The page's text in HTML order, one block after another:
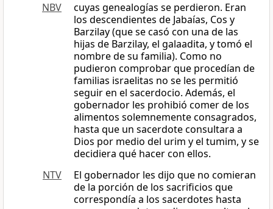
NBV
cuyas genealogías se perdieron. Eran
los descendientes de Jabaías, Cos y
Barzilay (que se casó con una de las
hijas de Barzilay, el galaadita, y tomó el
nombre de su familia). Como no
pudieron comprobar que procedían de
familias israelitas no se les permitió
seguir en el sacerdocio. Además, el
gobernador les prohibió comer de los
alimentos solemnemente consagrados,
hasta que un sacerdote consultara a
Dios por medio del urim y el tumim, y se
decidiera qué hacer con ellos.
NTV
El gobernador les dijo que no comieran
de la porción de los sacrificios que
correspondía a los sacerdotes hasta